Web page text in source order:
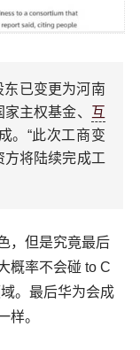
东已变更为河南
主权基金、 互
。“此次工商变
方将陆续完成工
，但是究竟最后
概率不会碰 to C
。最后华为会成
样。